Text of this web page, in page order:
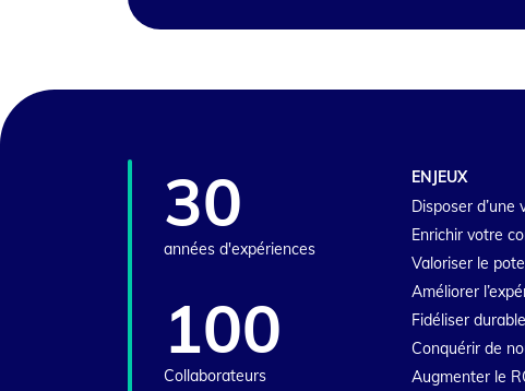
30
années d'expériences
100
Collaborateurs
ENJEUX
Disposer d’une
Enrichir votre
Valoriser le
Améliorer
Fidéliser
Conquérir de
Augmenter le